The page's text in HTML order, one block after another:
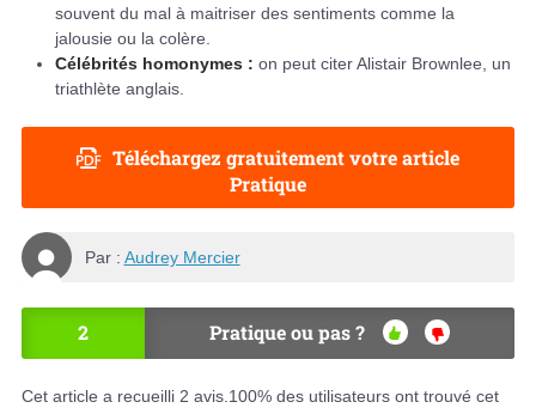
souvent du mal à maitriser des sentiments comme la
jalousie ou la colère.
Célébrités homonymes : on peut citer Alistair Brownlee, un
triathlète anglais.
Téléchargez gratuitement votre article
Pratique
Par : Audrey Mercier
2 Pratique ou pas ?
OU
NO
N
Cet article a recueilli 2 avis. 100% des utilisateurs ont trouvé cet